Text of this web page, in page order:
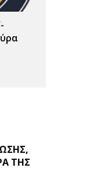
ΤΗΣ